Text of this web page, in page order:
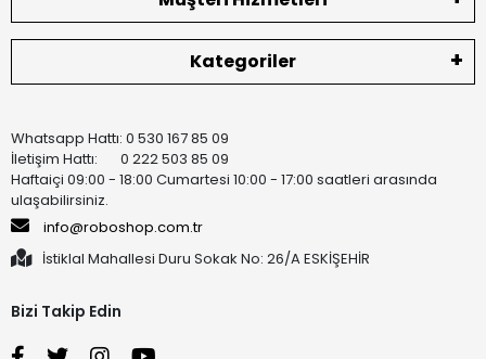
Kategoriler
Whatsapp Hattı: 0 530 167 85 09
İletişim Hattı: 0 222 503 85 09
Haftaiçi 09:00 - 18:00 Cumartesi 10:00 - 17:00 saatleri arasında
ulaşabilirsiniz.
info@roboshop.com.tr
İstiklal Mahallesi Duru Sokak No: 26/A ESKİŞEHİR
Bizi Takip Edin